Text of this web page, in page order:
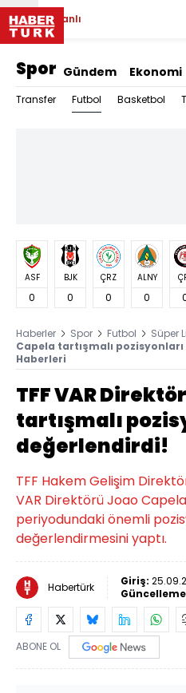
Canlı
Spor Gündem Ekonomi
Transfer Futbol Basketbol
ASF
0
BJK
0
ÇRZ
0
ALNY
0
Haberler Spor Futbol Süper
Capela tartışmalı
Haberleri
TFF VAR
tartışmalı
değerlendirdi!
TFF Hakem Gelişim
VAR Direktörü Joao
periyodundaki önemli
değerlendirmesini yaptı.
Habertürk Giriş:
ABONE OL